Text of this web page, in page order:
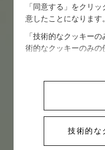
「同意する」をクリ
意したことになります。
「技術的なクッキー
術的なクッキーのみの
技術的な